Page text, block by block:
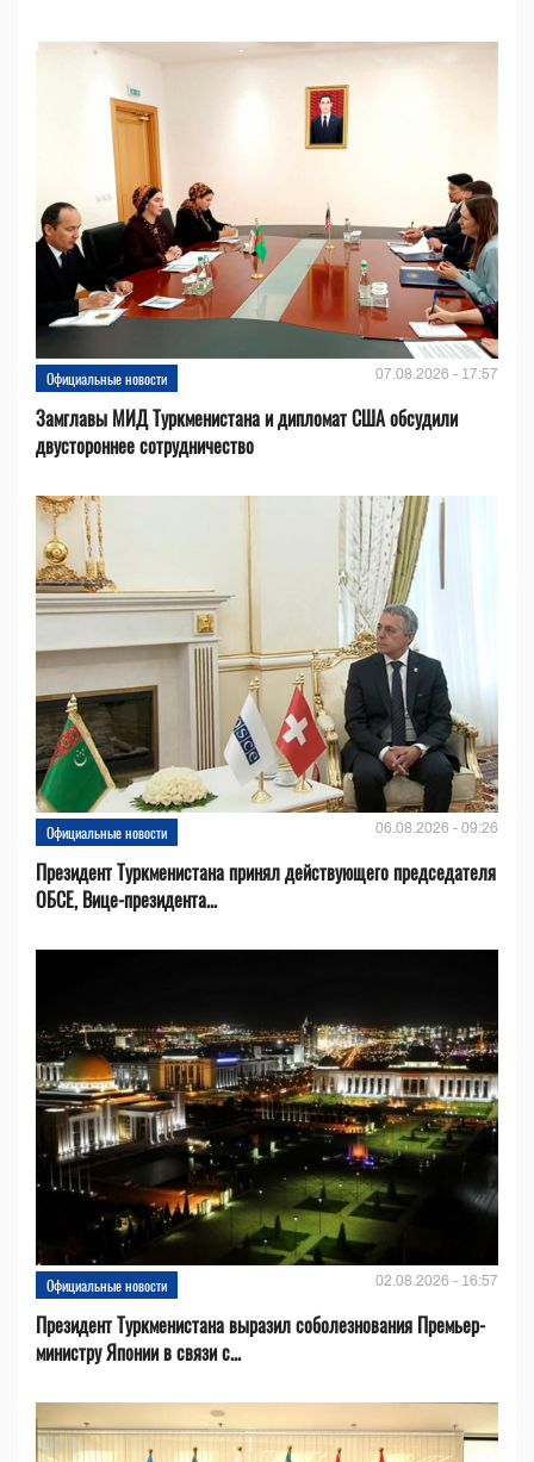
Официальные новости 07.08.2026 - 17:57
Замглавы МИД Туркменистана и дипломат США обсудили
двустороннее сотрудничество
Официальные новости 06.08.2026 - 09:26
Президент Туркменистана принял действующего председателя
ОБСЕ, Вице-президента...
Официальные новости 02.08.2026 - 16:57
Президент Туркменистана выразил соболезнования Премьер-
министру Японии в связи с...